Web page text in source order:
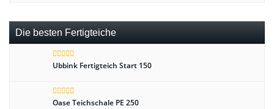
Die besten Fertigteiche
Ubbink Fertigteich Start 150
Oase Teichschale PE 250